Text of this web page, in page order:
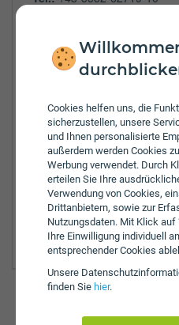
Cookies helfen uns, die
sicherzustellen, unsere
und Ihnen personalisierte
außerdem werden Cookies
Werbung verwendet. Durch
erteilen Sie Ihre
Verwendung von Cookies,
Drittanbietern, sowie zur
Nutzungsdaten. Mit Klick auf
Ihre Einwilligung individuell
entsprechender Cookies
Unsere
finden Sie hier.
Öffnungszeiten:
8:00 - 12:00 Uhr
8:00 - 12:00 Uhr
8:00 - 12:00 Uhr
8:00 - 12:00 Uhr
Zulassungsbezirke:
Bregenz
Bludenz
Dornbirn
Feldkirch